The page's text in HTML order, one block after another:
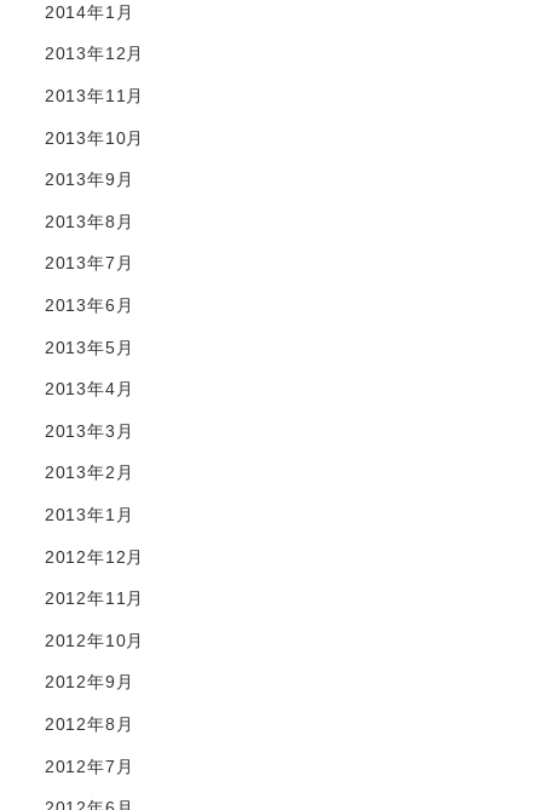
2014年1月
2013年12月
2013年11月
2013年10月
2013年9月
2013年8月
2013年7月
2013年6月
2013年5月
2013年4月
2013年3月
2013年2月
2013年1月
2012年12月
2012年11月
2012年10月
2012年9月
2012年8月
2012年7月